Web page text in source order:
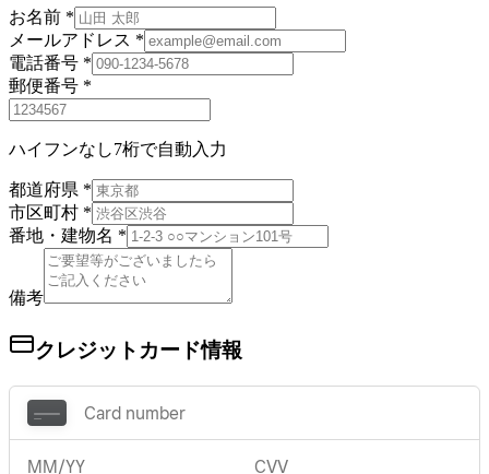
お名前 *
メールアドレス *
電話番号 *
郵便番号 *
ハイフンなし7桁で自動入力
都道府県 *
市区町村 *
番地・建物名 *
備考
クレジットカード情報